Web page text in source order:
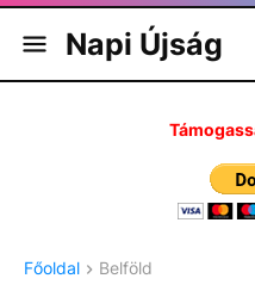
Napi Újság
Főoldal Belföld